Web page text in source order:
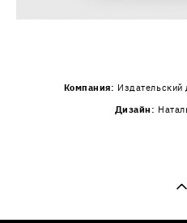
Компания: Издательский
Дизайн: